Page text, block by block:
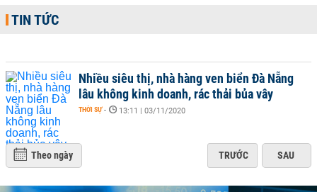
TIN TỨC
Nhiều siêu thị, nhà hàng ven biển Đà Nẵng
lâu không kinh doanh, rác thải bủa vây
THỜI SỰ - 13:11 | 03/11/2020
Theo ngày TRƯỚC SAU